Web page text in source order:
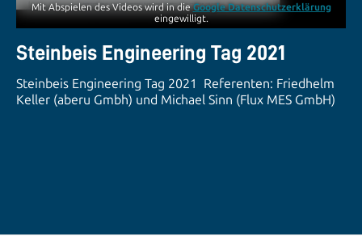
Mit Abspielen des Videos wird in dieGoogle Datenschutzerklärung
eingewilligt.
Steinbeis Engineering Tag 2021
Steinbeis Engineering Tag 2021 Referenten: Friedhelm
Keller (aberu Gmbh) und Michael Sinn (Flux MES GmbH)